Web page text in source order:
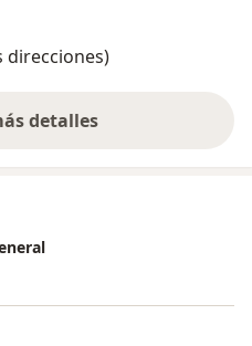
direcciones)
detalles
sobre la experiencia